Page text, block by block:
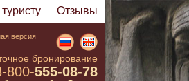
Отзывы
версия
бронирование
800-555-08-78